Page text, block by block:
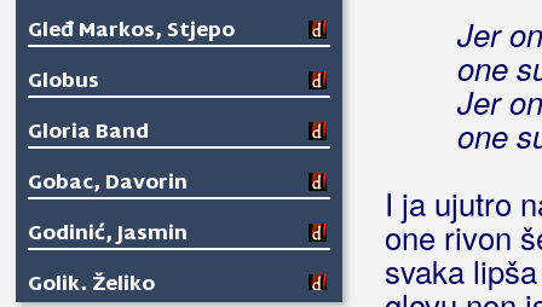
Gleđ Markos, Stjepo
Globus
Gloria Band
Gobac, Davorin
Godinić, Jasmin
Golik, Željko
Jer
one
Jer
one
I ja ujutro
one rivon
svaka